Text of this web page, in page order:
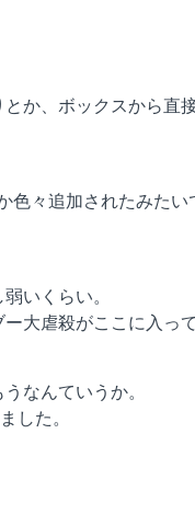
か、ボックスから直
色々追加されたみたい
いくらい。
大虐殺がここに入っ
なんていうか。
した。